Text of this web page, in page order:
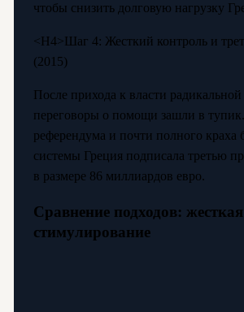
чтобы снизить долговую нагрузку
<Н4>Шаг 4: Жесткий контроль и
(2015)
После прихода к власти
переговоры о помощи зашли в
референдума и почти полного краха
системы Греция подписала третью
в размере 86 миллиардов евро.
Сравнение подходов:
стимулирование